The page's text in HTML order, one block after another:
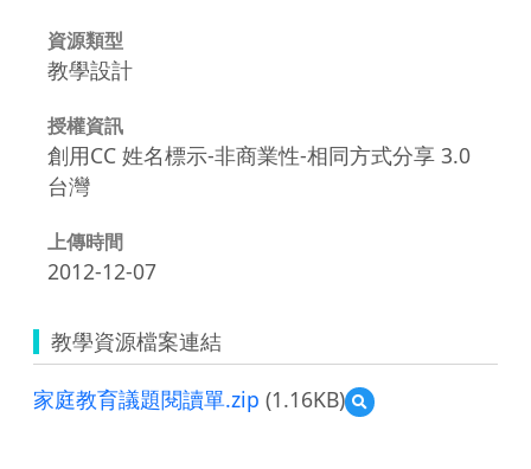
資源類型
教學設計
授權資訊
創用CC 姓名標示-非商業性-相同方式分享 3.0
台灣
上傳時間
2012-12-07
教學資源檔案連結
家庭教育議題閱讀單.zip (1.16KB)
預
覽